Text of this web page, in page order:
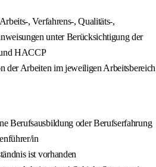
, Verfahrens-, Qualitäts-,
unter Berücksichtigung der
HACCP
der Arbeiten im jeweiligen Arbeitsbereich
Berufsausbildung oder Berufserfahrung
in
ist vorhanden